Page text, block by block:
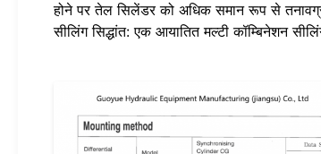
होने पर तेल सिलेंडर को अधिक समान रूप से
सीलिंग सिद्धांत: एक आयातित मल्टी कॉम्बिनेशन